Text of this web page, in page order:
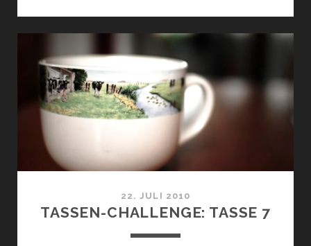
22. JULI 2010
TASSEN-CHALLENGE: TASSE 7